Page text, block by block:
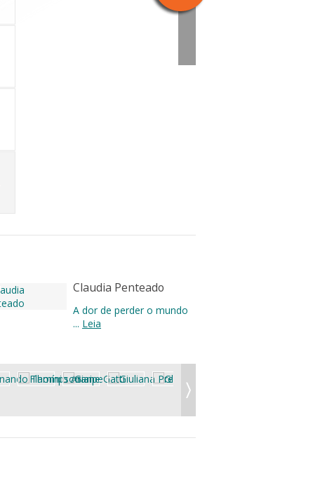
Claudia Penteado
A dor de perder o mundo
... Leia